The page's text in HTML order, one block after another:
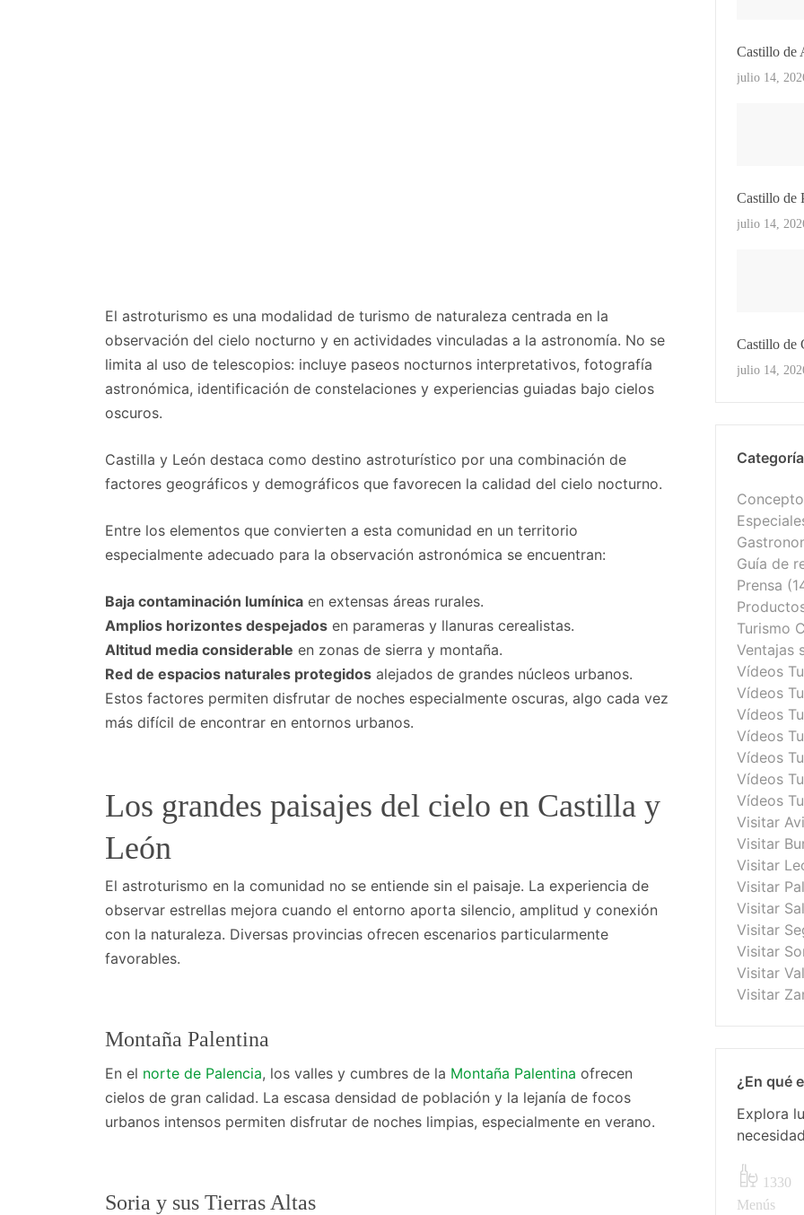
El astroturismo es una modalidad de turismo de naturaleza centrada en la
observación del cielo nocturno y en actividades vinculadas a la astronomía. No se
limita al uso de telescopios: incluye paseos nocturnos interpretativos, fotografía
astronómica, identificación de constelaciones y experiencias guiadas bajo cielos
oscuros.
Castilla y León destaca como destino astroturístico por una combinación de
factores geográficos y demográficos que favorecen la calidad del cielo nocturno.
Entre los elementos que convierten a esta comunidad en un territorio
especialmente adecuado para la observación astronómica se encuentran:
Baja contaminación lumínica en extensas áreas rurales.
Amplios horizontes despejados en parameras y llanuras cerealistas.
Altitud media considerable en zonas de sierra y montaña.
Red de espacios naturales protegidos alejados de grandes núcleos urbanos.
Estos factores permiten disfrutar de noches especialmente oscuras, algo cada vez
más difícil de encontrar en entornos urbanos.
Los grandes paisajes del cielo en Castilla y
León
El astroturismo en la comunidad no se entiende sin el paisaje. La experiencia de
observar estrellas mejora cuando el entorno aporta silencio, amplitud y conexión
con la naturaleza. Diversas provincias ofrecen escenarios particularmente
favorables.
Montaña Palentina
En el norte de Palencia, los valles y cumbres de la Montaña Palentina ofrecen
cielos de gran calidad. La escasa densidad de población y la lejanía de focos
urbanos intensos permiten disfrutar de noches limpias, especialmente en verano.
Soria y sus Tierras Altas
Castillo de
julio 14,
Castillo de
julio 14,
Castillo de
julio 14,
Ver Todas
Guía de
Prensa
Turismo
Ventajas
Vídeos
Vídeos
Vídeos
Vídeos
Vídeos
Vídeos
Vídeos
Visitar
Visitar
Visitar
Visitar
Visitar
Visitar
Visitar
Visitar
Visitar
¿En qué
Explora
1330
Menús